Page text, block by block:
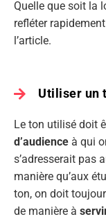
Quelle que soit la
refléter
l’article.
Utiliser un
Le ton utilisé doit
d’audience à qui
s’adresserait pas
manière qu’aux
ton, on doit
de manière à